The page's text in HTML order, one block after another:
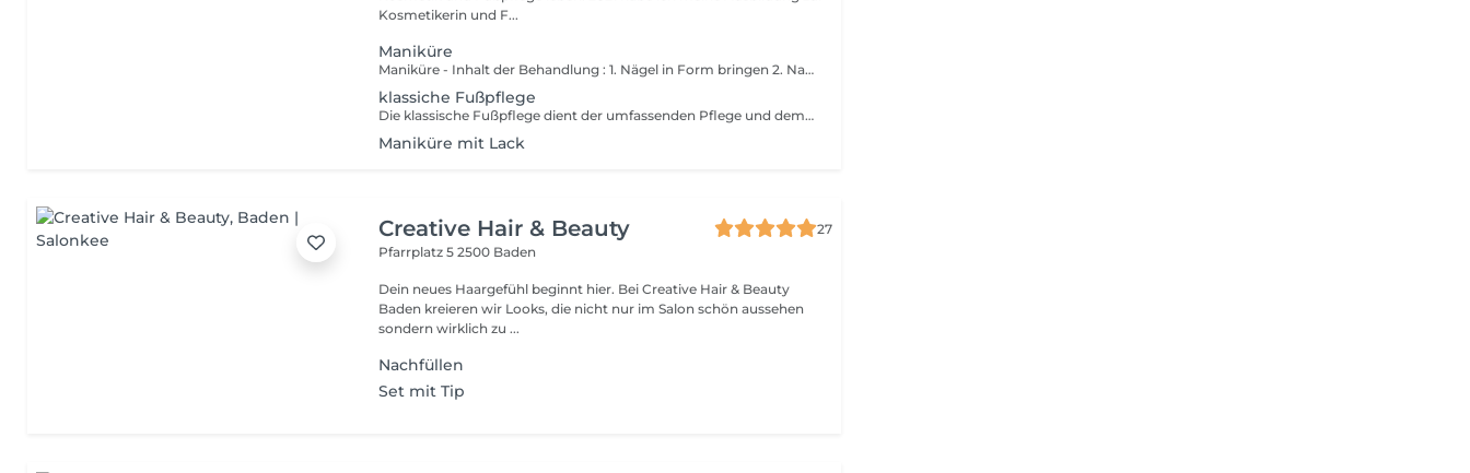
Kosmetikerin und F...
Maniküre
Maniküre - Inhalt der Behandlung : 1. Nägel in Form bringen 2. Nagelhaut entfernen 3. Abschlusspflege Bitte beachte : Lack oder Shellac muss extra gebucht werden!
klassiche Fußpflege
Die klassische Fußpflege dient der umfassenden Pflege und dem Wohlbefinden deiner Füße. Die Behandlung umfasst die Reinigung der Füße mit einem Fußbad, das Kürzen und Formen der Fußnägel, die sanfte Entfernung von Nagelhaut und Hornhaut sowie die abschließende Pflege mit einer hochwertigen Fußcreme. Die Behandlung dauert ca. 60 Minuten.
Maniküre mit Lack
Creative Hair & Beauty
27
Pfarrplatz 52500 Baden
Dein neues Haargefühl beginnt hier. Bei Creative Hair & Beauty
Baden kreieren wir Looks, die nicht nur im Salon schön aussehen
sondern wirklich zu ...
Nachfüllen
Set mit Tip